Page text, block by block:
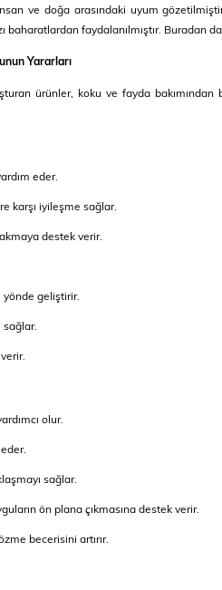
ve doğa arasındaki uyum
faydalanılmıştır. Buradan
Yararları
ürünler, koku ve fayda bakımından
eder.
karşı iyileşme sağlar.
destek verir.
geliştirir.
sağlar.
olur.
sağlar.
ön plana çıkmasına destek verir.
becerisini artırır.